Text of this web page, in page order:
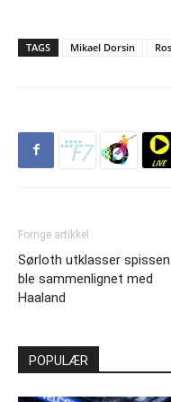
TAGS Mikael Dorsin
Forrige artikkel
Sørloth utklasser
ble sammenlignet med
Haaland
POPULÆR